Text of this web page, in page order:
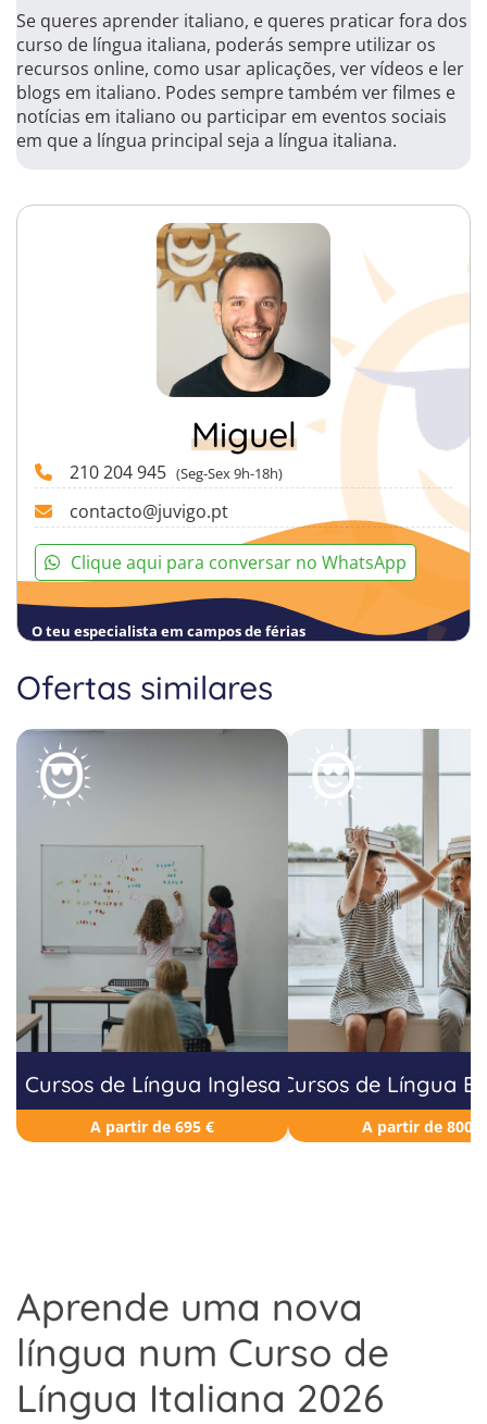
Miguel
210 204 945 (Seg-Sex 9h-18h)
contacto@juvigo.pt
Clique aqui para conversar no WhatsApp
O teu especialista em campos de férias
Se queres aprender italiano, e queres praticar fora dos
curso de língua italiana, poderás sempre utilizar os
recursos online, como usar aplicações, ver vídeos e ler
blogs em italiano. Podes sempre também ver filmes e
notícias em italiano ou participar em eventos sociais
em que a língua principal seja a língua italiana.
Ofertas similares
Cursos de Língua Inglesa
A partir de 695 €
Cursos de Língua
A partir de 800 €
Aprende uma nova
língua num Curso de
Língua Italiana 2026